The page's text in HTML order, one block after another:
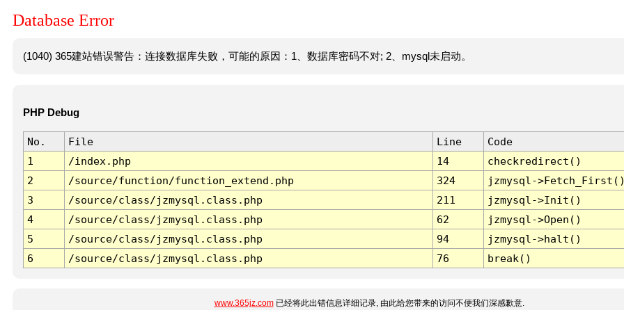
Database Error
(1040) 365建站错误警告：连接数据库失败，可能的原因：1、数据库密码不对; 2、mysql未启动。
PHP Debug
No. File Line
Code
1
/index.php 14
checkredirect()
2
/source/function/function_extend.php 324
jzmysql-
3
/source/class/jzmysql.class.php 211
jzmysql->Init()
4
/source/class/jzmysql.class.php 62
jzmysql->Open()
5
/source/class/jzmysql.class.php 94
jzmysql->halt()
6
/source/class/jzmysql.class.php 76 break()
www.365jz.com已经将此出错信息详细记录, 由此给您带来的访问不便我们深感歉意.